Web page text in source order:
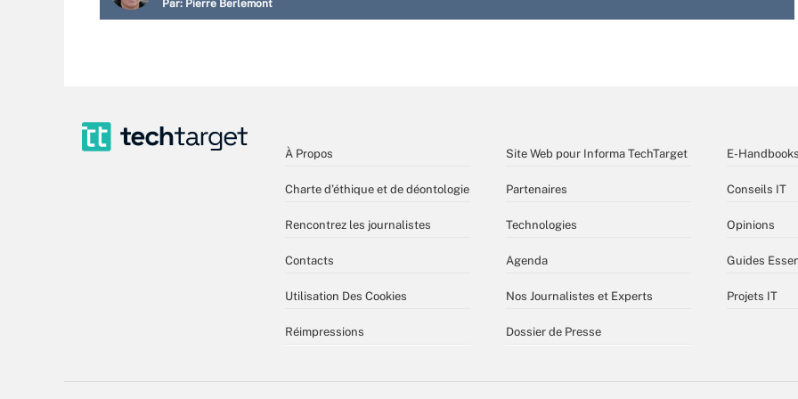
Par: Pierre Berlemont
À Propos
Charte d’éthique et de déontologie
Rencontrez les journalistes
Contacts
Utilisation Des Cookies
Réimpressions
Site Web pour Informa TechTarget
Partenaires
Technologies
Agenda
Nos Journalistes et Experts
Dossier de Presse
E-Handbooks
Conseils IT
Opinions
Guides
Projets IT